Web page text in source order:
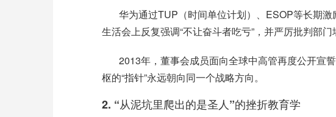
华为通过TUP （时间单位计划）、 ESOP等长期激
生活会上反复强调“不让奋斗者吃亏”，并严厉批判部门
2013年，董事会成员面向全球中高管再度公开宣
枢的“指针”永远朝向同一个战略方向。
2. “从泥坑里爬出的是圣人”的挫折教育学